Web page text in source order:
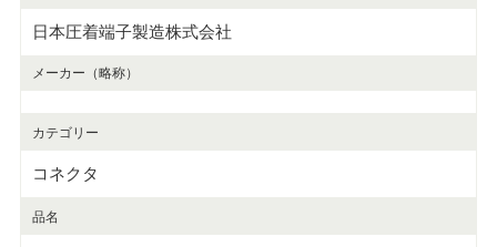
日本圧着端子製造株式会社
メーカー（略称）
カテゴリー
コネクタ
品名